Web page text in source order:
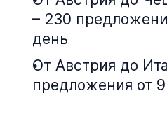
– 230
день
От Австрия до
предложения от